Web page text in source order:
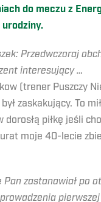
do meczu z
Przedwczoraj
interesujący …
(trener Puszczy
zaskakujący. To
dorosłą piłkę jeśli
moje 40-lecie
Pan zastanawiał po